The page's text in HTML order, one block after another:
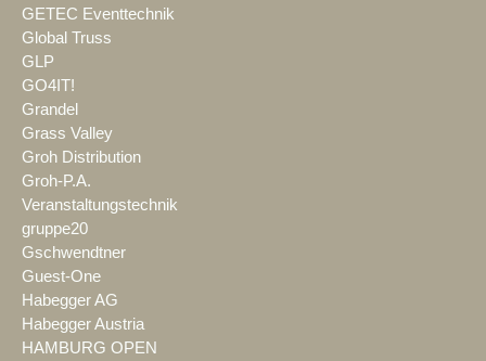
GETEC Eventtechnik
Global Truss
GLP
GO4IT!
Grandel
Grass Valley
Groh Distribution
Groh-P.A.
Veranstaltungstechnik
gruppe20
Gschwendtner
Guest-One
Habegger AG
Habegger Austria
HAMBURG OPEN